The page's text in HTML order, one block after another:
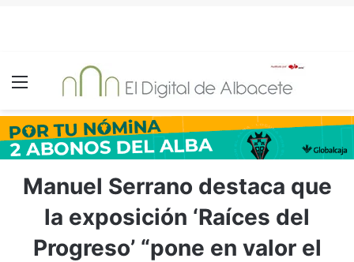
Menú
Manuel Serrano destaca que
la exposición ‘Raíces del
Progreso’ “pone en valor el